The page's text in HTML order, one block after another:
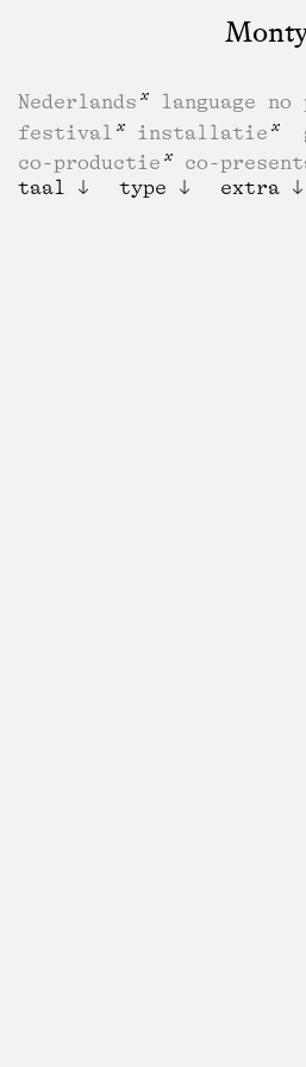
Nederlands language no
festival
installatie
co-productie
co-
taal
type extra